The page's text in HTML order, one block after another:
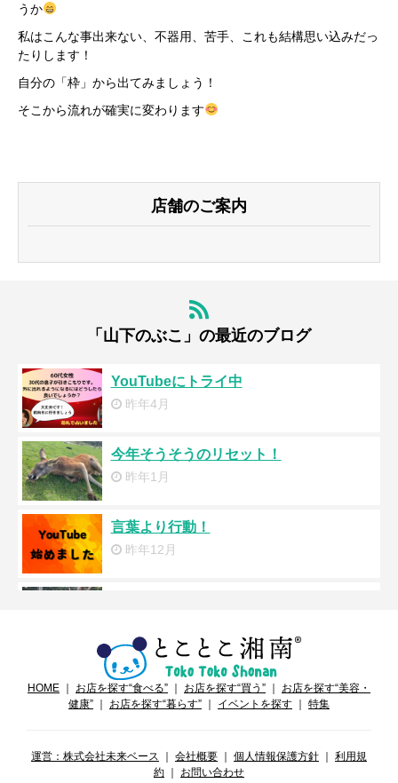
うか
私はこんな事出来ない、不器用、苦手、これも結構思い込みだっ
たりします！
自分の「枠」から出てみましょう！
そこから流れが確実に変わります
店舗のご案内
「山下のぶこ」の最近のブログ
YouTubeにトライ中
昨年4月
今年そうそうのリセット！
昨年1月
言葉より行動！
昨年12月
何に向いてる分からない！
昨年11月
昨年10月
HOME お店を探す“食べる” お店を探す“買う”
お店を探す“美容・
健康”
お店を探す“暮らす” イベントを探す 特集
運営：株式会社未来ベース 会社概要 個人情報保護方針
利用規
約
お問い合わせ